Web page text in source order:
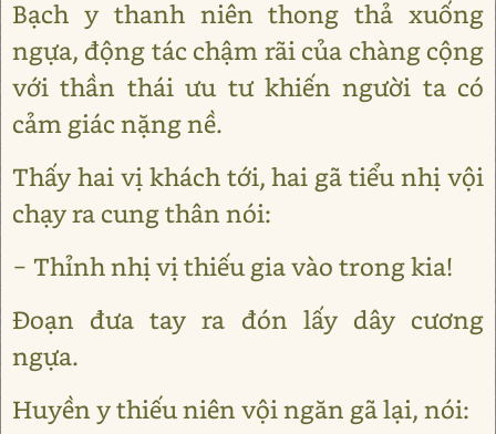
Bạch y thanh niên thong thả xuống
ngựa, động tác chậm rãi của chàng cộng
với thần thái ưu tư khiến người ta có
cảm giác nặng nề.
Thấy hai vị khách tới, hai gã tiểu nhị vội
chạy ra cung thân nói:
− Thỉnh nhị vị thiếu gia vào trong kia!
Đoạn đưa tay ra đón lấy dây cương
ngựa.
Huyền y thiếu niên vội ngăn gã lại, nói: